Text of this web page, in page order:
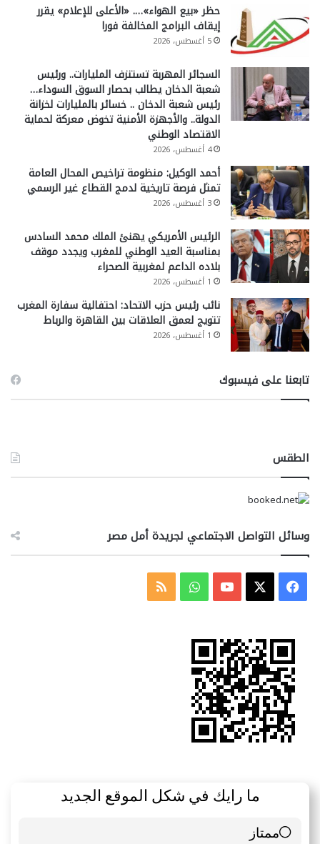
حظر «بيع الهواء»…. «الأعلى للإعلام» يقرر
إيقاف البرامج المخالفة فورا
5 أغسطس، 2026
السجائر المهربة تستنزف المليارات.. ورئيس
شعبة الدخان يطالب بحصار السوق السوداء…
رئيس شعبة الدخان .. خسائر بالمليارات لخزانة
الدولة.. والأجهزة الأمنية تخوض معركة لحماية
الاقتصاد الوطني
4 أغسطس، 2026
أحمد الوكيل: منظومة تراخيص المحال العامة
تمثل فرصة تاريخية لدمج القطاع غير الرسمي
3 أغسطس، 2026
الرئيس الأمريكي يهنئ الملك محمد السادس
بمناسبة العيد الوطني للمغرب ويجدد موقف
بلاده الداعم لمغربية الصحراء
1 أغسطس، 2026
نائب رئيس حزب الاتحاد: احتفالية سفارة المغرب
تتويج لعمق العلاقات بين القاهرة والرباط
1 أغسطس، 2026
تابعنا على فيسبوك
الطقس
وسائل التواصل الاجتماعي لجريدة أمل مصر
فيسبوك ‫YouTubeواتسابملخص
ما رايك في شكل الموقع الجديد
ممتاز
6 ( 85.71 % )